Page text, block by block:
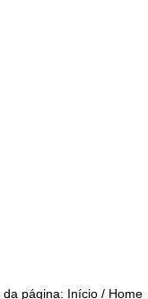
página: Início / Home